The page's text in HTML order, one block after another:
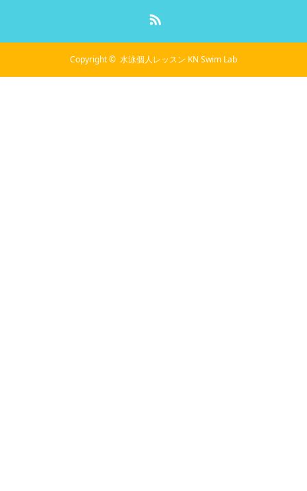
Copyright © 水泳個人レッスン KN Swim Lab